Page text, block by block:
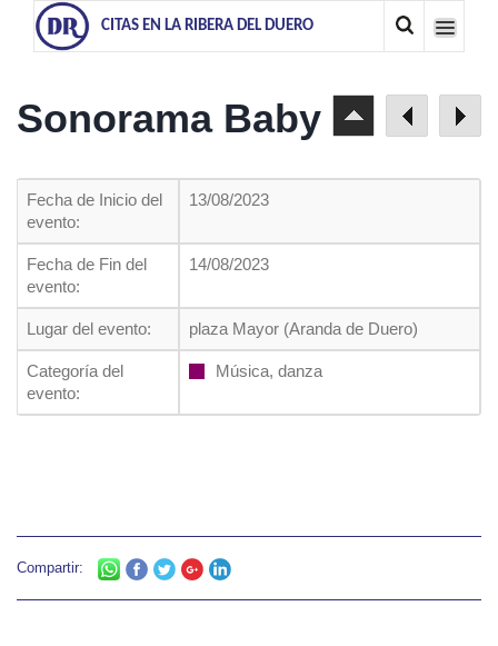
CITAS EN LA RIBERA DEL DUERO
Sonorama Baby
Fecha de Inicio del
evento:
13/08/2023
Fecha de Fin del
evento:
14/08/2023
Lugar del evento: plaza Mayor (Aranda de Duero)
Categoría del
evento:
Música, danza
Compartir: